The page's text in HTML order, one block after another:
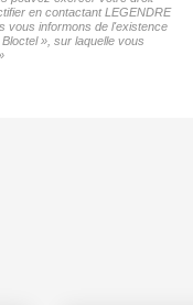
en contactant LEGENDRE
vous informons de l'existence
», sur laquelle vous